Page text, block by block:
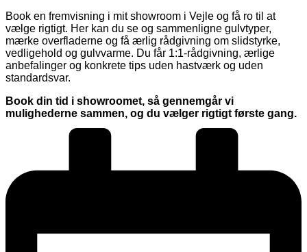
Book en fremvisning i mit showroom i Vejle og få ro til at
vælge rigtigt. Her kan du se og sammenligne gulvtyper,
mærke overfladerne og få ærlig rådgivning om slidstyrke,
vedligehold og gulvvarme. Du får 1:1-rådgivning, ærlige
anbefalinger og konkrete tips uden hastværk og uden
standardsvar.
Book din tid i showroomet, så gennemgår vi
mulighederne sammen, og du vælger rigtigt første gang.